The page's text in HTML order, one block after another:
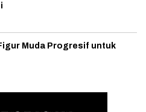
Muda Progresif untuk